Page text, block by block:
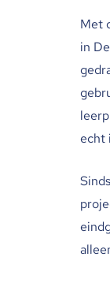
Met
in
echt